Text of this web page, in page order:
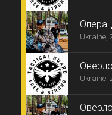
Ukraine,
Ukraine,